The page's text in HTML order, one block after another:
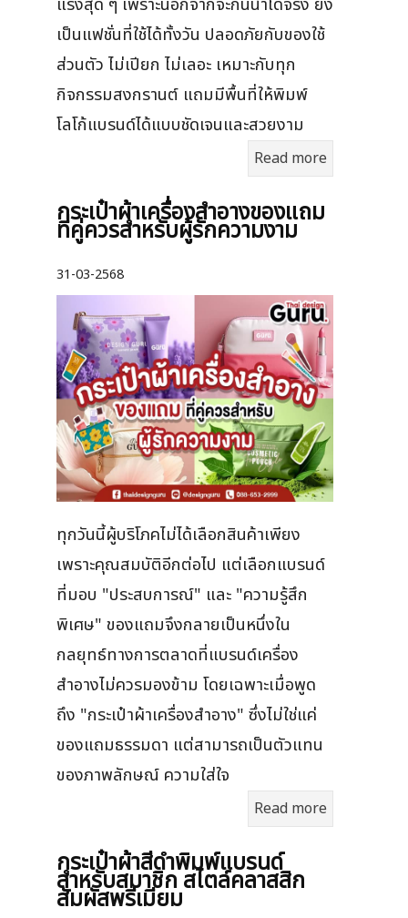
เป็นแฟชั่นที่ใช้ได้ทั้งวัน ปลอดภัยกับของใช้
ส่วนตัว ไม่เปียก ไม่เลอะ เหมาะกับทุก
กิจกรรมสงกรานต์ แถมมีพื้นที่ให้พิมพ์
โลโก้แบรนด์ได้แบบชัดเจนและสวยงาม
Read more
กระเป๋าผ้าเครื่องสําอางของแถม
ที่คู่ควรสำหรับผู้รักความงาม
31-03-2568
ทุกวันนี้ผู้บริโภคไม่ได้เลือกสินค้าเพียง
เพราะคุณสมบัติอีกต่อไป แต่เลือกแบรนด์
ที่มอบ "ประสบการณ์" และ "ความรู้สึก
พิเศษ" ของแถมจึงกลายเป็นหนึ่งใน
กลยุทธ์ทางการตลาดที่แบรนด์เครื่อง
สำอางไม่ควรมองข้าม โดยเฉพาะเมื่อพูด
ถึง "กระเป๋าผ้าเครื่องสำอาง" ซึ่งไม่ใช่แค่
ของแถมธรรมดา แต่สามารถเป็นตัวแทน
ของภาพลักษณ์ ความใส่ใจ
Read more
กระเป๋าผ้าสีดำพิมพ์แบรนด์
สำหรับสมาชิก สไตล์คลาสสิก
สัมผัสพรีเมียม